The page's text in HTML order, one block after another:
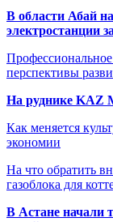
В области Абай
электростанции
перспективы
На руднике KAZ
Как меняется
экономии
На что обратить
газоблока для
В Астане начали